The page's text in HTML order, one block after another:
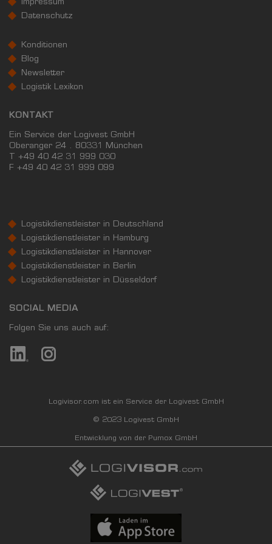
Impressum
Datenschutz
Konditionen
Blog
Newsletter
Logistik Lexikon
KONTAKT
Ein Service der Logivest GmbH
Oberanger 24 . 80331 München
T +49 40 42 31 999 030
F +49 40 42 31 999 099
Logistikdienstleister in Deutschland
Logistikdienstleister in Hamburg
Logistikdienstleister in Hannover
Logistikdienstleister in Berlin
Logistikdienstleister in Düsseldorf
SOCIAL MEDIA
Folgen Sie uns auch auf:
Logivisor.com ist ein Service der Logivest GmbH
© 2023 Logivest GmbH
Entwicklung von der Pumox GmbH